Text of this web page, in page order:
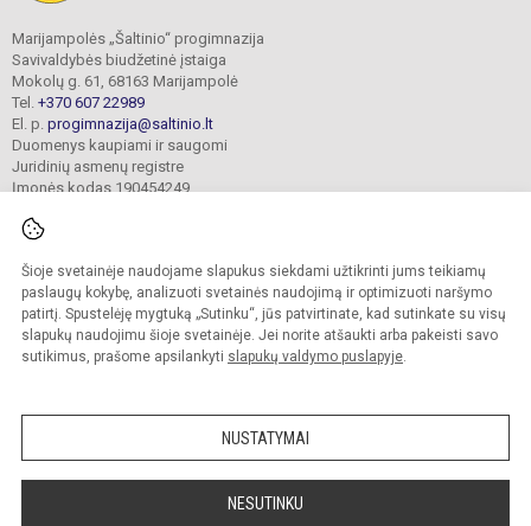
Šioje svetainėje naudojame slapukus siekdami užtikrinti jums teikiamų
paslaugų kokybę, analizuoti svetainės naudojimą ir optimizuoti naršymo
patirtį. Spustelėję mygtuką „Sutinku“, jūs patvirtinate, kad sutinkate su visų
slapukų naudojimu šioje svetainėje. Jei norite atšaukti arba pakeisti savo
sutikimus, prašome apsilankyti slapukų valdymo puslapyje.
NUSTATYMAI
NESUTINKU
Marijampolės „Šaltinio“ progimnazija
Savivaldybės biudžetinė įstaiga
Mokolų g. 61, 68163 Marijampolė
Tel. +370 607 22989
El. p. progimnazija@saltinio.lt
Duomenys kaupiami ir saugomi
Juridinių asmenų registre
Įmonės kodas 190454249
© 2024. Marijampolės „Šaltinio“ progimnazija. Visos teisės saugomos.
Kopijuoti turinį be raštiško gimnazijos sutikimo griežtai draudžiama.
Prieinamumo paraiška Slapukų valdymas
Sumanus būdas atnaujinti